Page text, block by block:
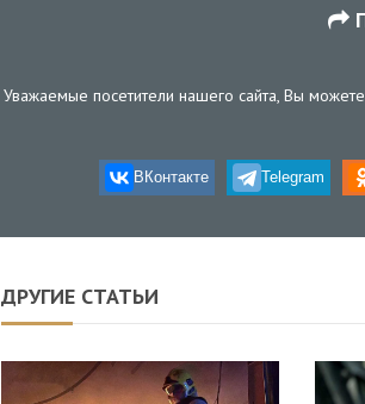
Уважаемые посетители нашего сайта, Вы
ВКонтакте Telegram
ДРУГИЕ СТАТЬИ